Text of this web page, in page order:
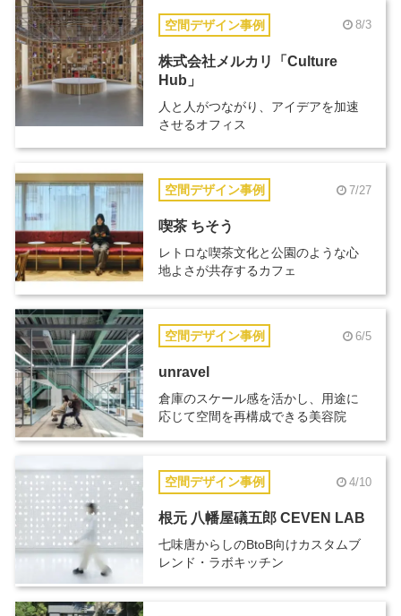
空間デザイン事例 8/3
株式会社メルカリ「Culture
Hub」
人と人がつながり、アイデアを加速
させるオフィス
空間デザイン事例 7/27
喫茶 ちそう
レトロな喫茶文化と公園のような心
地よさが共存するカフェ
空間デザイン事例 6/5
unravel
倉庫のスケール感を活かし、用途に
応じて空間を再構成できる美容院
空間デザイン事例 4/10
根元 八幡屋礒五郎 CEVEN LAB
七味唐からしのBtoB向けカスタムブ
レンド・ラボキッチン